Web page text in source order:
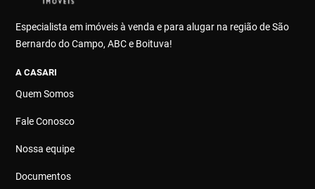
Especialista em imóveis à venda e para alugar na região de São
Bernardo do Campo, ABC e Boituva!
A CASARI
Quem Somos
Fale Conosco
Nossa equipe
Documentos